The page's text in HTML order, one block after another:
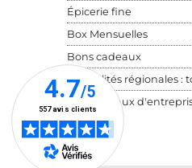
Épicerie fine
Box Mensuelles
Bons cadeaux
Spécialités régionales :
Cadeaux